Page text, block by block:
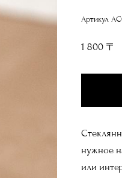
Артикул
1 800 〒
нужное
или